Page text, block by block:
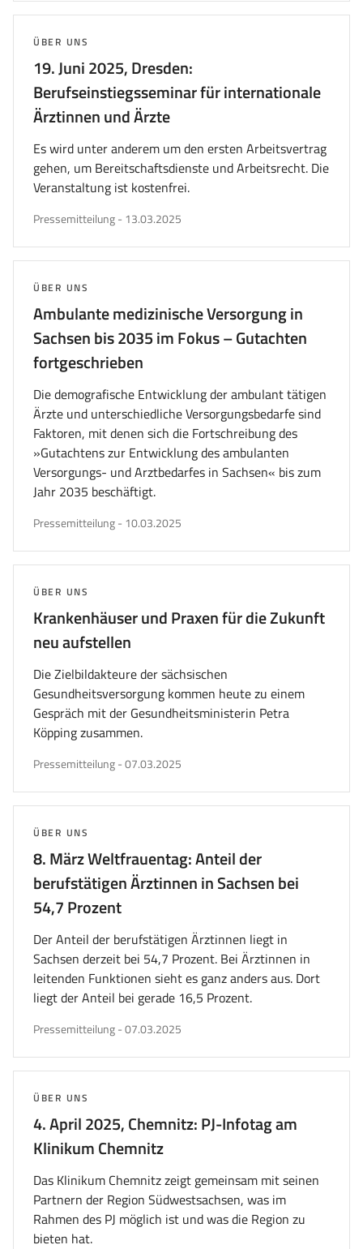
19. Juni 2025, Dresden:
Berufseinstiegsseminar für internationale
Ärztinnen und Ärzte
THEMA:
ÜBER UNS
Es wird unter anderem um den ersten Arbeitsvertrag
gehen, um Bereitschaftsdienste und Arbeitsrecht. Die
Veranstaltung ist kostenfrei.
Pressemitteilungveröffentlicht
- 13.03.2025
Ambulante medizinische Versorgung in
Sachsen bis 2035 im Fokus – Gutachten
fortgeschrieben
THEMA:
ÜBER UNS
Die demografische Entwicklung der ambulant tätigen
Ärzte und unterschiedliche Versorgungsbedarfe sind
Faktoren, mit denen sich die Fortschreibung des
»Gutachtens zur Entwicklung des ambulanten
Versorgungs- und Arztbedarfes in Sachsen« bis zum
Jahr 2035 beschäftigt.
Pressemitteilungveröffentlicht
- 10.03.2025
Krankenhäuser und Praxen für die Zukunft
neu aufstellen
THEMA:
ÜBER UNS
Die Zielbildakteure der sächsischen
Gesundheitsversorgung kommen heute zu einem
Gespräch mit der Gesundheitsministerin Petra
Köpping zusammen.
Pressemitteilungveröffentlicht
-07.03.2025
8. März Weltfrauentag: Anteil der
berufstätigen Ärztinnen in Sachsen bei
54,7 Prozent
THEMA:
ÜBER UNS
Der Anteil der berufstätigen Ärztinnen liegt in
Sachsen derzeit bei 54,7 Prozent. Bei Ärztinnen in
leitenden Funktionen sieht es ganz anders aus. Dort
liegt der Anteil bei gerade 16,5 Prozent.
Pressemitteilungveröffentlicht
-07.03.2025
4. April 2025, Chemnitz: PJ-Infotag am
Klinikum Chemnitz
THEMA:
ÜBER UNS
Das Klinikum Chemnitz zeigt gemeinsam mit seinen
Partnern der Region Südwestsachsen, was im
Rahmen des PJ möglich ist und was die Region zu
bieten hat.